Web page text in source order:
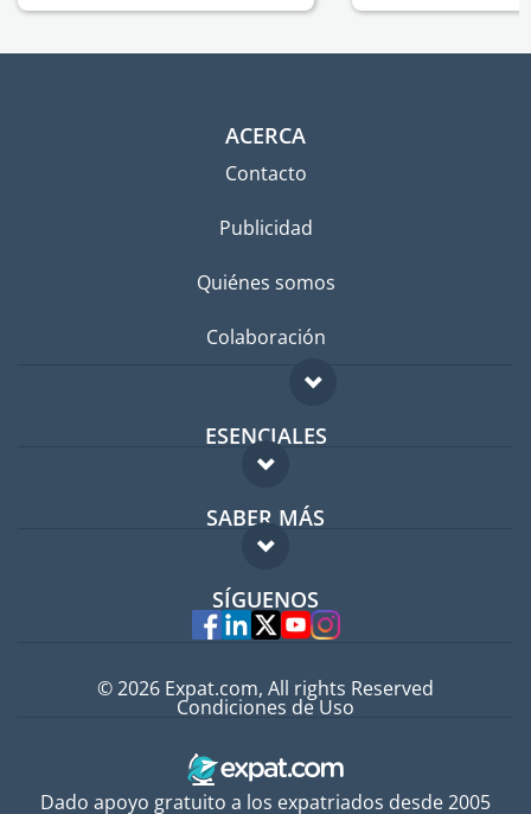
ACERCA
Contacto
Publicidad
Quiénes somos
Colaboración
ESENCIALES
Foro para expatriados
Guía para expatriados
Trabajos en el extranjero
SABER MÁS
FAQ
Expertos
SÍGUENOS
Dado apoyo gratuito a los expatriados desde 2005
© 2026 Expat.com, All rights Reserved
Condiciones de Uso